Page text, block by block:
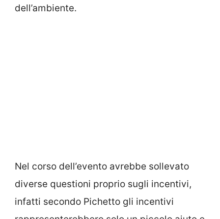
dell’ambiente.
Nel corso dell’evento avrebbe sollevato
diverse questioni proprio sugli incentivi,
infatti secondo Pichetto gli incentivi